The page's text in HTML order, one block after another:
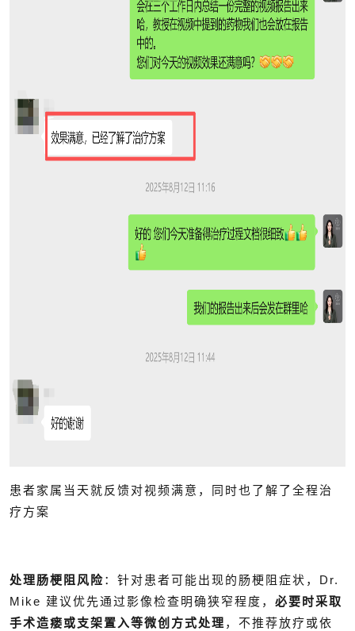
患者家属当天就反馈对视频满意，同时也了解了全程治
疗方案
处理肠梗阻风险：针对患者可能出现的肠梗阻症状，Dr.
Mike 建议优先通过影像检查明确狭窄程度， 必要时采取
手术造瘘或支架置入等微创方式处理 ，不推荐放疗或依